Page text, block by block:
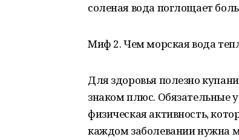
соленая вода поглощает
Миф 2. Чем морская вода
Для здоровья полезно
знаком плюс. Обязательные
физическая активность,
каждом заболевании нужна